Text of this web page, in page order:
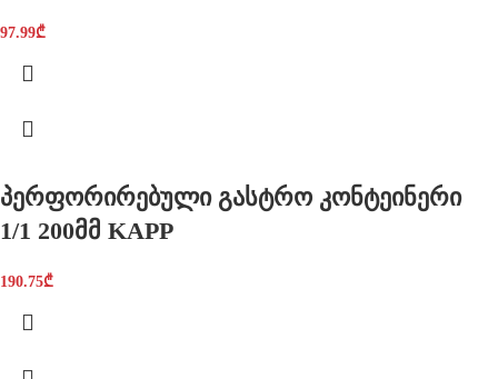
97.99₾
პერფორირებული გასტრო კონტეინერი
1/1 200მმ KAPP
190.75₾